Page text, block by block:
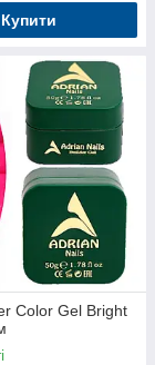
Купити
Color Gel Bright